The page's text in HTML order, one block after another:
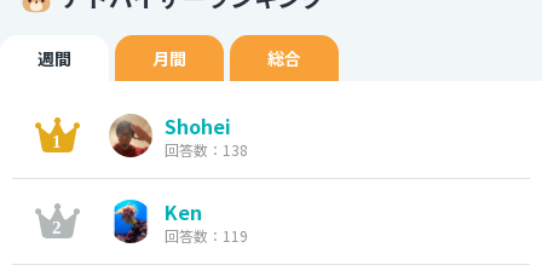
週間 月間 総合
Shohei
回答数：138
Ken
回答数：119